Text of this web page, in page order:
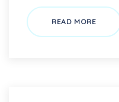
READ MORE